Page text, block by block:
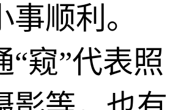
事顺利。
“窥”代表照